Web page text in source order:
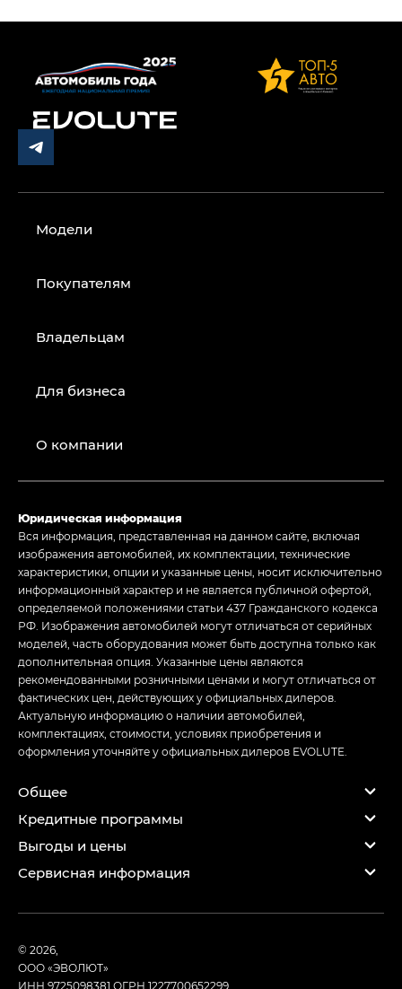
Модели
Покупателям
Владельцам
Для бизнеса
О компании
Юридическая информация
Вся информация, представленная на данном сайте, включая
изображения автомобилей, их комплектации, технические
характеристики, опции и указанные цены, носит исключительно
информационный характер и не является публичной офертой,
определяемой положениями статьи 437 Гражданского кодекса
РФ. Изображения автомобилей могут отличаться от серийных
моделей, часть оборудования может быть доступна только как
дополнительная опция. Указанные цены являются
рекомендованными розничными ценами и могут отличаться от
фактических цен, действующих у официальных дилеров.
Актуальную информацию о наличии автомобилей,
комплектациях, стоимости, условиях приобретения и
оформления уточняйте у официальных дилеров EVOLUTE.
Общее
Кредитные программы
Выгоды и цены
Сервисная информация
© 2026,
ООО «ЭВОЛЮТ»
ИНН 9725098381 ОГРН 1227700652299